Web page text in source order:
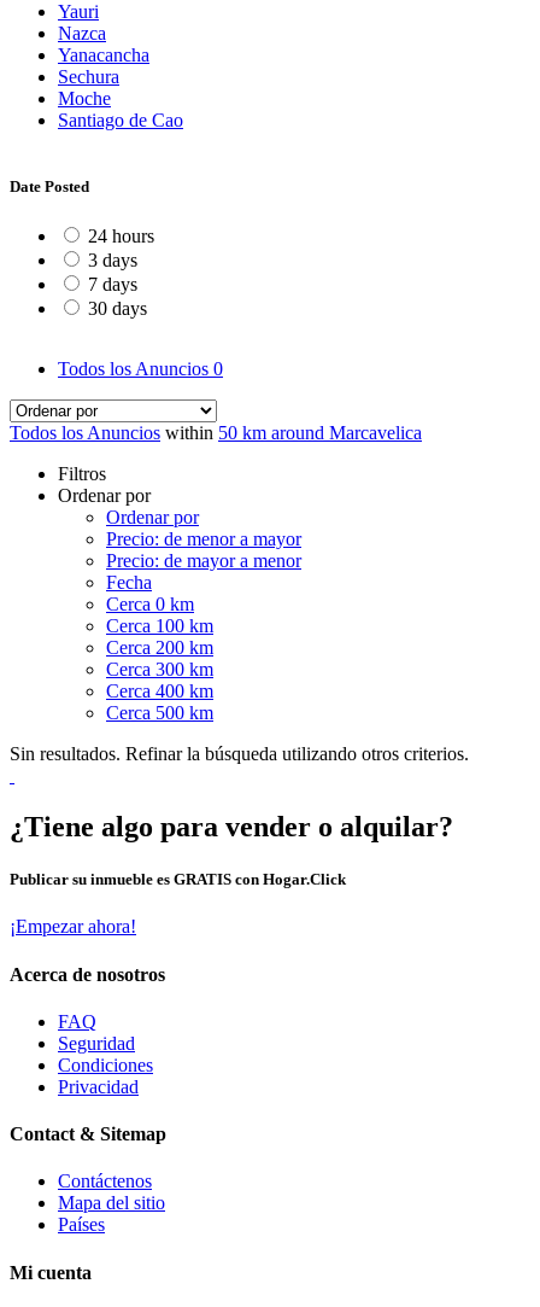
Yauri
Nazca
Yanacancha
Sechura
Moche
Santiago de Cao
Date Posted
24 hours
3 days
7 days
30 days
Todos los Anuncios 0
Todos los Anuncios within 50 km around Marcavelica
Filtros
Ordenar por
Ordenar por
Precio: de menor a mayor
Precio: de mayor a menor
Fecha
Cerca 0 km
Cerca 100 km
Cerca 200 km
Cerca 300 km
Cerca 400 km
Cerca 500 km
Sin resultados. Refinar la búsqueda utilizando otros criterios.
¿Tiene algo para vender o alquilar?
Publicar su inmueble es GRATIS con Hogar.Click
¡Empezar ahora!
Acerca de nosotros
FAQ
Seguridad
Condiciones
Privacidad
Contact & Sitemap
Contáctenos
Mapa del sitio
Países
Mi cuenta